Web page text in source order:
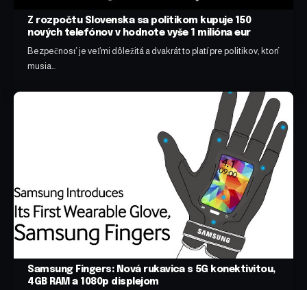
Z rozpočtu Slovenska sa politikom kupuje 150
nových telefónov v hodnote vyše 1 milióna eur
Bezpečnosť je veľmi dôležitá a dvakrát to platí pre politikov, ktorí
musia…
Samsung Fingers: Nová rukavica s 5G konektivitou,
4GB RAM a 1080p displejom